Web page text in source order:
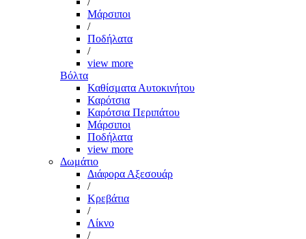
Μάρσιποι
/
Ποδήλατα
/
view more
Βόλτα
Καθίσματα Αυτοκινήτου
Καρότσια
Καρότσια Περιπάτου
Μάρσιποι
Ποδήλατα
view more
Δωμάτιο
Διάφορα Αξεσουάρ
/
Κρεβάτια
/
Λίκνο
/